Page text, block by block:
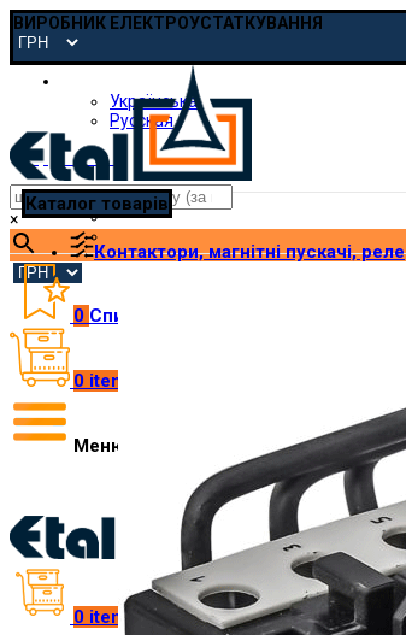
ВИРОБНИК ЕЛЕКТРОУСТАТКУВАННЯ
Українська
Русская
pmp@etal.ua
×
0 Список побажань
0 items
Меню
0 items ₴ 0.00
Каталог товарів
Контактори, магнітні пускачі, реле